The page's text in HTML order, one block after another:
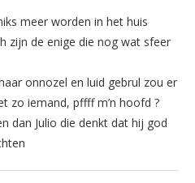
meer worden in het huis
zijn de enige die nog wat sfeer
onnozel en luid gebrul zou er
zo iemand, pffff m’n hoofd ?
dan Julio die denkt dat hij god